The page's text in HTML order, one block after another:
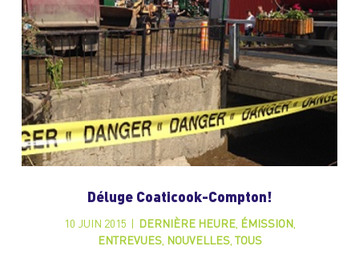
Déluge Coaticook-Compton!
10 JUIN 2015 DERNIÈRE HEURE, ÉMISSION ,
ENTREVUES, NOUVELLES, TOUS